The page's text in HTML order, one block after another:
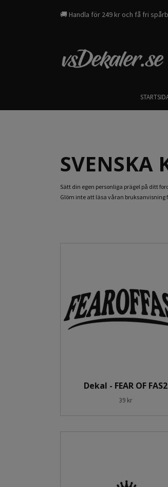
🚚 Handla för 249 kr och få fri
SVENSKA
Sätt din egen personliga prägel på ditt
Glöm inte att läsa våran bruksanvisning
Dekal - FEAR OF FAS2
39 kr